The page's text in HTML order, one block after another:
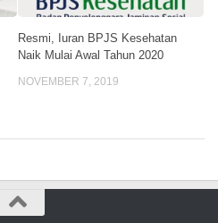
Resmi, Iuran BPJS Kesehatan
Naik Mulai Awal Tahun 2020
NOVEMBER 7, 2019